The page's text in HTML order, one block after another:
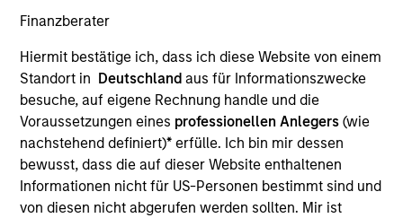
Finanzberater
Hiermit bestätige ich, dass ich diese Website von einem
Standort in Deutschland aus für Informationszwecke
besuche, auf eigene Rechnung handle und die
Voraussetzungen eines professionellen Anlegers(wie
nachstehend definiert)* erfülle. Ich bin mir dessen
bewusst, dass die auf dieser Website enthaltenen
Informationen nicht für US-Personen bestimmt sind und
von diesen nicht abgerufen werden sollten. Mir ist
Invested on
Dec 2018
Transaction Type
Minority
Headquartered in Beijing, Wendu is the largest